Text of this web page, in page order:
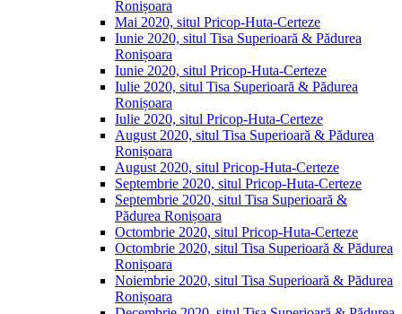
Ronișoara
Mai 2020, situl Pricop-Huta-Certeze
Iunie 2020, situl Tisa Superioară & Pădurea
Ronișoara
Iunie 2020, situl Pricop-Huta-Certeze
Iulie 2020, situl Tisa Superioară & Pădurea
Ronișoara
Iulie 2020, situl Pricop-Huta-Certeze
August 2020, situl Tisa Superioară & Pădurea
Ronișoara
August 2020, situl Pricop-Huta-Certeze
Septembrie 2020, situl Pricop-Huta-Certeze
Septembrie 2020, situl Tisa Superioară &
Pădurea Ronișoara
Octombrie 2020, situl Pricop-Huta-Certeze
Octombrie 2020, situl Tisa Superioară & Pădurea
Ronișoara
Noiembrie 2020, situl Tisa Superioară & Pădurea
Ronișoara